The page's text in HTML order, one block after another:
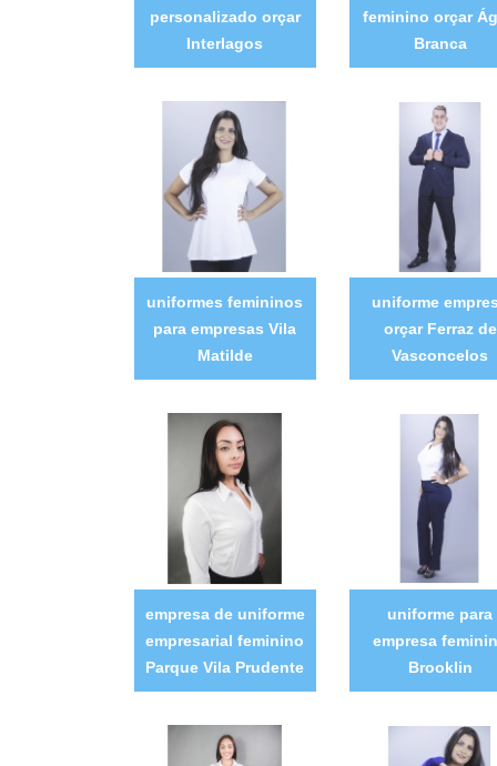
personalizado orçar
Interlagos
feminino orçar
Branca
uniformes femininos
para empresas Vila
Matilde
uniforme
orçar Ferraz de
Vasconcelos
empresa de uniforme
empresarial feminino
Parque Vila Prudente
uniforme para
empresa
Brooklin